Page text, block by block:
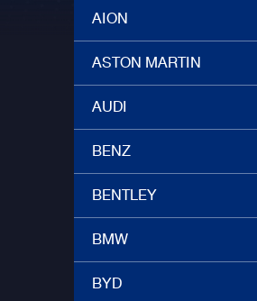
AION
ASTON MARTIN
AUDI
BENZ
BENTLEY
BMW
BYD